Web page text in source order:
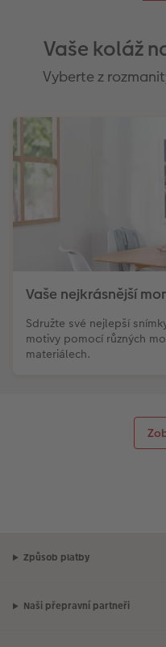
Vaše koláž
Vyberte z
Vaše nejkrásnější
Sdružte své nejlepší
motivy pomocí různých
materiálech.
Způsob platby
Naši přepravní partneři